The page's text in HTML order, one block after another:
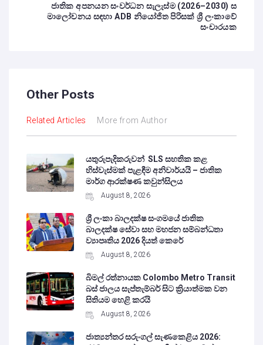
ජාතික අපනයන සංවර්ධන සැලැස්ම (2026–2030) ස
මාලෝචනය සඳහා ADB නියෝජිත පිරිසක් ශ්‍රී ලංකාවේ
සංචාරයක
Other Posts
Related Articles More from Author
යතුරුපැදිකරුවන් SLS සහතික කළ
හිස්වැස්මක් පැළඳීම අනිවාර්යයි – ජාතික
මාර්ග ආරක්ෂණ කවුන්සිලය
August 8, 2026
ශ්‍රී ලංකා බාලදක්ෂ සංගමයේ ජාතික
බාලදක්ෂ සේවා සහ මහජන සම්බන්ධතා
ව්‍යාපෘතිය 2026 දියත් කෙරේ
August 8, 2026
බිමල් රත්නායක Colombo Metro Transit
බස් ජාලය සැප්තැම්බර් සිට ක්‍රියාත්මක වන
සිතියම හෙළි කරයි
August 8, 2026
ජාත්‍යන්තර සරුංගල් සැණකෙළිය 2026: